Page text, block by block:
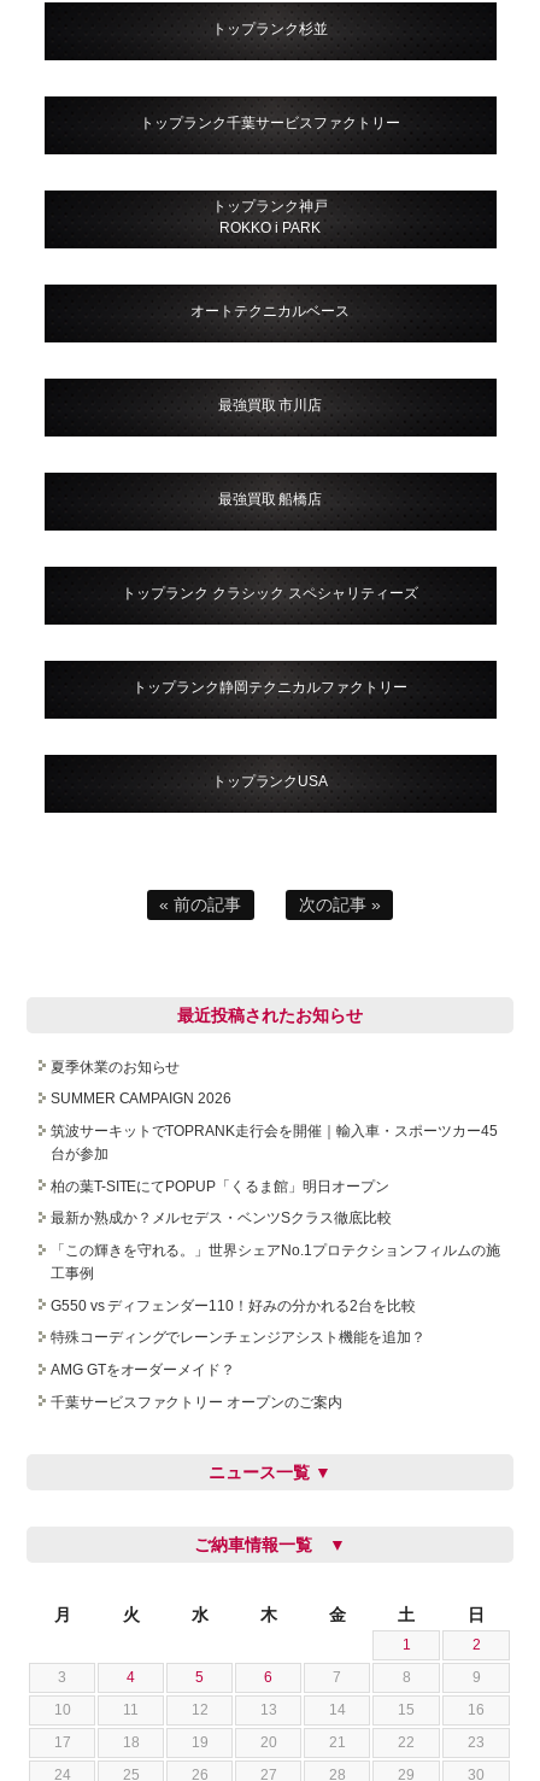
トップランク杉並
トップランク千葉サービスファクトリー
トップランク神戸
ROKKO i PARK
オートテクニカルベース
最強買取 市川店
最強買取 船橋店
トップランク クラシック スペシャリティーズ
トップランク静岡テクニカルファクトリー
トップランクUSA
« 前の記事 次の記事 »
最近投稿されたお知らせ
夏季休業のお知らせ
SUMMER CAMPAIGN 2026
筑波サーキットでTOPRANK走行会を開催｜輸入車・スポーツカー45
台が参加
柏の葉T-SITEにてPOPUP「くるま館」明日オープン
最新か熟成か？メルセデス・ベンツSクラス徹底比較
「この輝きを守れる。」世界シェアNo.1プロテクションフィルムの施
工事例
G550 vs ディフェンダー110！好みの分かれる2台を比較
特殊コーディングでレーンチェンジアシスト機能を追加？
AMG GTをオーダーメイド？
千葉サービスファクトリー オープンのご案内
ニュース一覧 ▼
ご納車情報一覧 ▼
月 火 水 木 金 土 日
1
2
3
4 5 6 7 8
9
10
11 12 13 14 15
16
17
18 19 20 21 22
23
24
25 26 27 28 29 30